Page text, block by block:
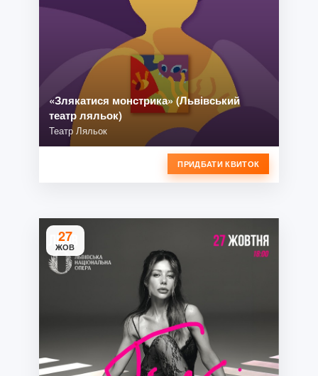
«Злякатися монстрика» (Львівський
театр ляльок)
Театр Ляльок
ПРИДБАТИ КВИТОК
27
ЖОВ